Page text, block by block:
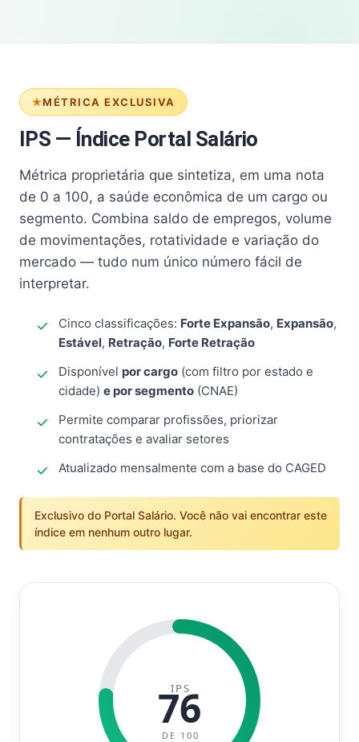
MÉTRICA EXCLUSIVA
IPS — Índice Portal Salário
Métrica proprietária que sintetiza, em uma nota
de 0 a 100, a saúde econômica de um cargo ou
segmento. Combina saldo de empregos, volume
de movimentações, rotatividade e variação do
mercado — tudo num único número fácil de
interpretar.
Cinco classificações: Forte Expansão, Expansão,
Estável, Retração, Forte Retração
Disponível por cargo (com filtro por estado e
cidade) e por segmento (CNAE)
Permite comparar profissões, priorizar
contratações e avaliar setores
Atualizado mensalmente com a base do CAGED
Exclusivo do Portal Salário. Você não vai encontrar este
índice em nenhum outro lugar.
IPS
76
DE 100